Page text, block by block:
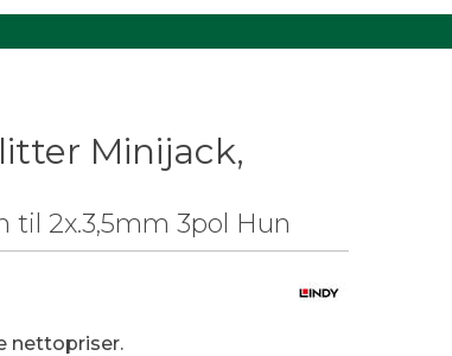
Minijack,
til 2x.3,5mm 3pol Hun
nettopriser.